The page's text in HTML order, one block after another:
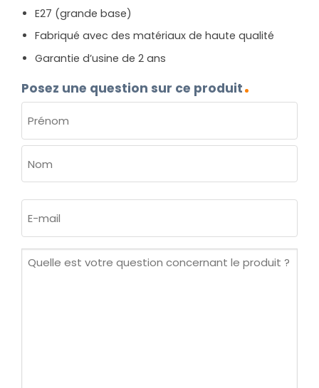
E27 (grande base)
Fabriqué avec des matériaux de haute qualité
Garantie d’usine de 2 ans
Posez une question sur ce produit
(NÉCESSAIRE)
Prénom
mail
Quelle